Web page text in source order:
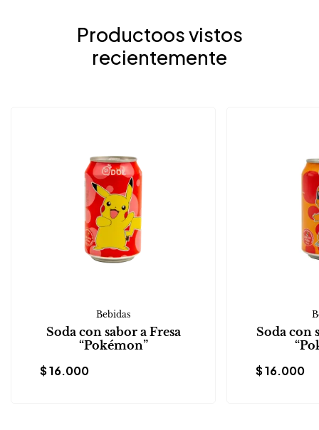
Productoos vistos
recientemente
Bebidas
Soda con sabor a Fresa
“Pokémon”
$16.000
Soda con
$16.000